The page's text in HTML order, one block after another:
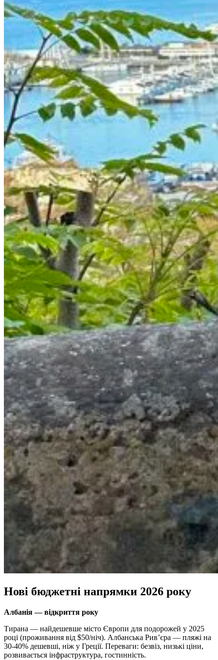
Нові бюджетні напрямки 2026 року
Албанія — відкриття року
Тирана — найдешевше місто Європи для подорожей у 2025
році (проживання від $50/ніч). Албанська Рив’єра — пляжі на
30-40% дешевші, ніж у Греції. Переваги: безвіз, низькі ціни,
розвивається інфраструктура, гостинність.